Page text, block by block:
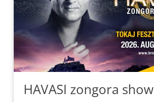
HAVASI zongora show